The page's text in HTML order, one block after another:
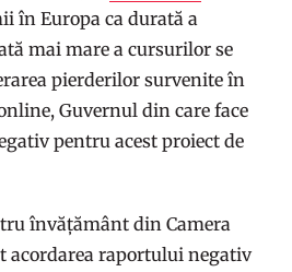
în Europa ca durată a
mai mare a cursurilor se
pierderilor survenite în
Guvernul din care face
pentru acest proiect de
învățământ din Camera
acordarea raportului negativ